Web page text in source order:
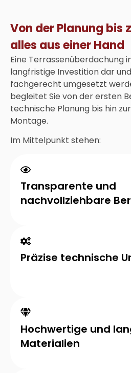
Von der Planung bis
alles aus einer Hand
Eine Terrassenüberdachung
langfristige Investition dar
fachgerecht umgesetzt
begleitet Sie von der ersten
technische Planung bis hin
Montage.
Im Mittelpunkt stehen:
Transparente und
nachvollziehbare
Präzise technische
Hochwertige und
Materialien